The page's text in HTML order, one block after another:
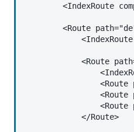
<IndexRoute
<Route
<Route
<Route
<Route
<Route
            </Route>